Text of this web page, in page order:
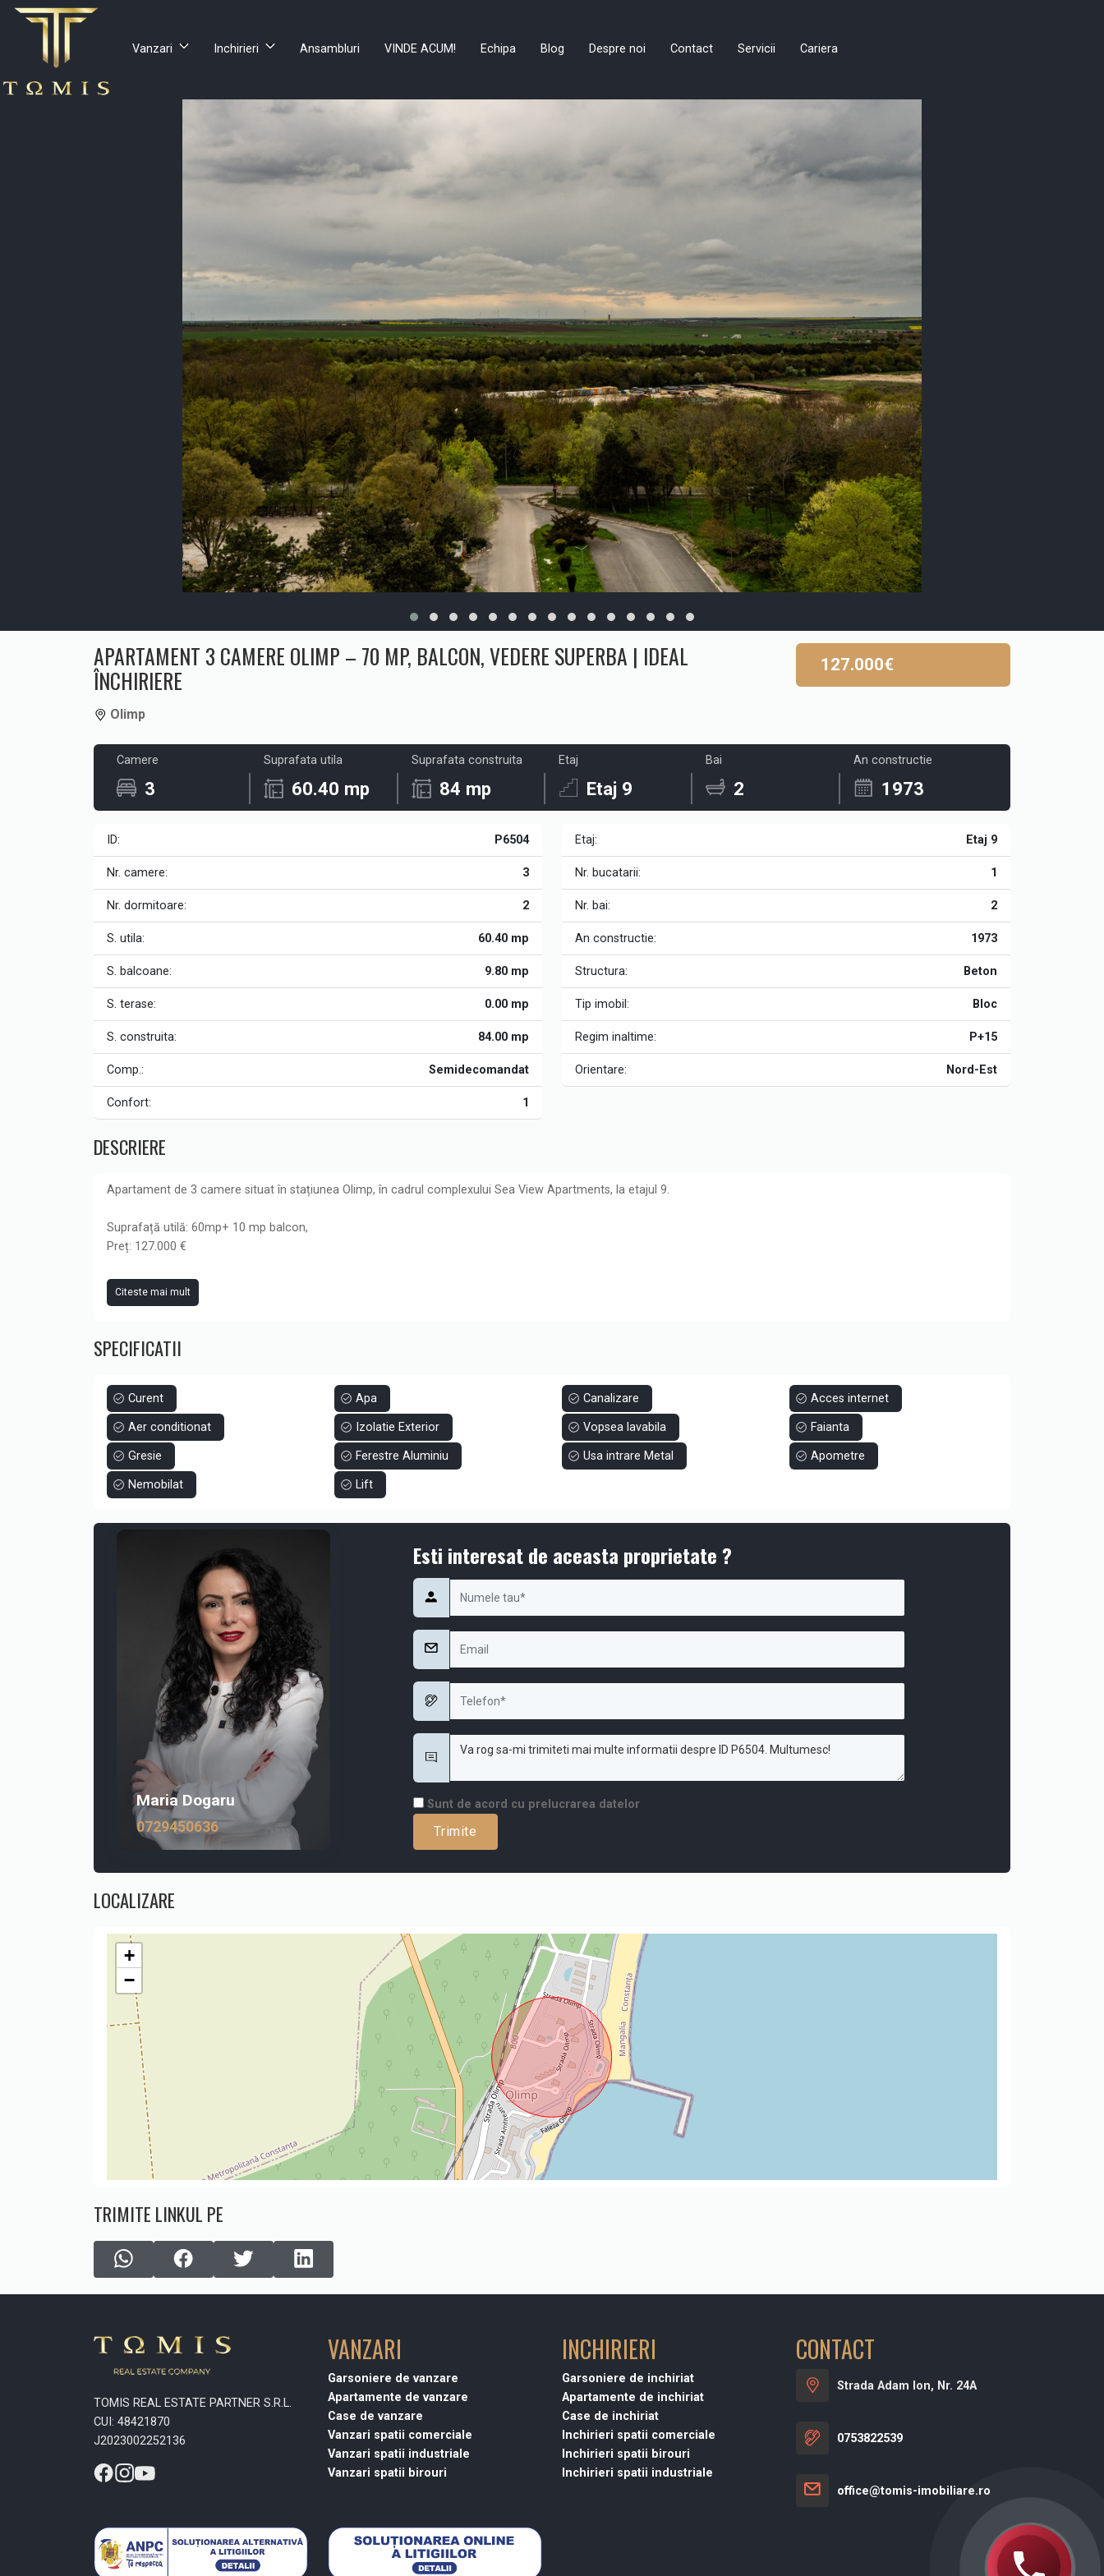
Vanzari Inchirieri Ansambluri VINDE ACUM! Echipa Blog Despre noi Contact Servicii Cariera
APARTAMENT 3 CAMERE OLIMP – 70 MP, BALCON, VEDERE SUPERBA | IDEAL
ÎNCHIRIERE
Olimp
127.000€
Camere
3
Suprafata utila
60.40 mp
Suprafata construita
84 mp
Etaj
Etaj 9
Bai
2
An constructie
1973
ID: P6504
Nr. camere: 3
Nr. dormitoare: 2
S. utila: 60.40 mp
S. balcoane: 9.80 mp
S. terase: 0.00 mp
S. construita: 84.00 mp
Comp.: Semidecomandat
Confort: 1
Etaj: Etaj 9
Nr. bucatarii: 1
Nr. bai: 2
An constructie: 1973
Structura: Beton
Tip imobil: Bloc
Regim inaltime: P+15
Orientare: Nord-Est
DESCRIERE
Apartament de 3 camere situat în stațiunea Olimp, în cadrul complexului Sea View Apartments, la etajul 9.
Suprafață utilă: 60mp+ 10 mp balcon,
Preț: 127.000 €
Caracteristici:
✔ balcon cu vedere deschisă către natura si mare
✔ etaj 9 – lumină naturală și intimitate
✔ mediu liniștit, apreciat de turiști
Avantaje pentru investiție:
📍 Stațiunea Olimp – zonă în dezvoltare, cu cerere sezonieră în creștere
📍 Balconul și vederea cresc atractivitatea în platformele de booking
📍 Potrivit pentru exploatare în regim hotelier (Airbnb / Booking)
Un apartament care funcționează atât ca loc de vacanță, cât și ca activ de investiție, ușor de integrat în circuitul de închiriere turistică.
Pozele cu mobila sunt cu titlu de prezentare .
📞 Pentru detalii și vizionare, sună direct.
Citeste mai mult
SPECIFICATII
Curent Apa Canalizare Acces internet
Aer conditionat Izolatie Exterior Vopsea lavabila Faianta
Gresie Ferestre Aluminiu Usa intrare Metal Apometre
Nemobilat Lift
Maria Dogaru
0729450636
Esti interesat de aceasta proprietate ?
Sunt de acord cu prelucrarea datelor
LOCALIZARE
+
−
TRIMITE LINKUL PE
TOMIS REAL ESTATE PARTNER S.R.L.
CUI: 48421870
J2023002252136
VANZARI
Garsoniere de vanzare
Apartamente de vanzare
Case de vanzare
Vanzari spatii comerciale
Vanzari spatii industriale
Vanzari spatii birouri
INCHIRIERI
Garsoniere de inchiriat
Apartamente de inchiriat
Case de inchiriat
Inchirieri spatii comerciale
Inchirieri spatii birouri
Inchirieri spatii industriale
CONTACT
Strada Adam Ion, Nr. 24A
0753822539
office@tomis-imobiliare.ro